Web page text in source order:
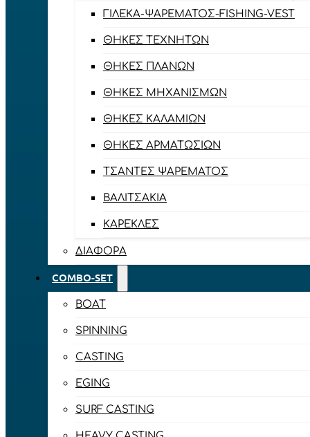
ΓΙΛΈΚΑ-ΨΑΡΈΜΑΤΟΣ-FISHING-VEST
ΘΉΚΕΣ ΤΕΧΝΗΤΏΝ
ΘΉΚΕΣ ΠΛΆΝΩΝ
ΘΉΚΕΣ ΜΗΧΑΝΙΣΜΏΝ
ΘΉΚΕΣ ΚΑΛΑΜΙΏΝ
ΘΉΚΕΣ ΑΡΜΑΤΩΣΙΏΝ
ΤΣΆΝΤΕΣ ΨΑΡΈΜΑΤΟΣ
ΒΑΛΙΤΣΆΚΙΑ
ΚΑΡΈΚΛΕΣ
ΔΙΆΦΟΡΑ
COMBO-SET
BOAT
SPINNING
CASTING
EGING
SURF CASTING